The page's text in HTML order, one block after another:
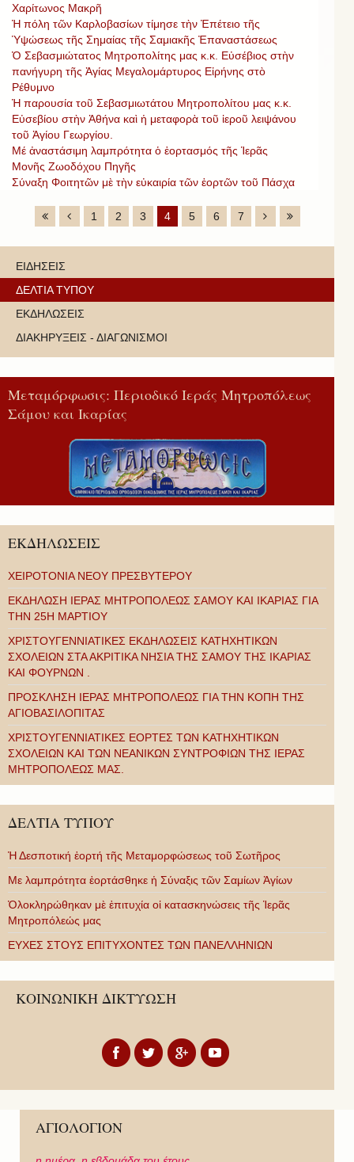
Χαρίτωνος Μακρῆ
Ἡ πόλη τῶν Καρλοβασίων τίμησε τὴν Ἐπέτειο τῆς
Ὑψώσεως τῆς Σημαίας τῆς Σαμιακῆς Ἐπαναστάσεως
Ὁ Σεβασμιώτατος Μητροπολίτης μας κ.κ. Εὐσέβιος στὴν
πανήγυρη τῆς Ἁγίας Μεγαλομάρτυρος Εἰρήνης στὸ
Ρέθυμνο
Ἡ παρουσία τοῦ Σεβασμιωτάτου Μητροπολίτου μας κ.κ.
Εὐσεβίου στὴν Ἀθήνα καὶ ἡ μεταφορὰ τοῦ ἱεροῦ λειψάνου
τοῦ Ἁγίου Γεωργίου.
Μέ ἀναστάσιμη λαμπρότητα ὁ ἑορτασμός τῆς Ἱερᾶς
Μονῆς Ζωοδόχου Πηγῆς
Σύναξη Φοιτητῶν μὲ τὴν εὐκαιρία τῶν ἑορτῶν τοῦ Πάσχα
1 2 3 4 5 6 7
ΕΙΔΗΣΕΙΣ
ΔΕΛΤΙΑ ΤΥΠΟΥ
ΕΚΔΗΛΩΣΕΙΣ
ΔΙΑΚΗΡΥΞΕΙΣ - ΔΙΑΓΩΝΙΣΜΟΙ
Μεταμόρφωσις: Περιοδικό Ιεράς Μητροπόλεως
Σάμου και Ικαρίας
ΕΚΔΗΛΩΣΕΙΣ
ΧΕΙΡΟΤΟΝΙΑ ΝΕΟΥ ΠΡΕΣΒΥΤΕΡΟΥ
ΕΚΔΗΛΩΣΗ ΙΕΡΑΣ ΜΗΤΡΟΠΟΛΕΩΣ ΣΑΜΟΥ ΚΑΙ ΙΚΑΡΙΑΣ ΓΙΑ
ΤΗΝ 25Η ΜΑΡΤΙΟΥ
ΧΡΙΣΤΟΥΓΕΝΝΙΑΤΙΚΕΣ ΕΚΔΗΛΩΣΕΙΣ ΚΑΤΗΧΗΤΙΚΩΝ
ΣΧΟΛΕΙΩΝ ΣΤΑ ΑΚΡΙΤΙΚΑ ΝΗΣΙΑ ΤΗΣ ΣΑΜΟΥ ΤΗΣ ΙΚΑΡΙΑΣ
ΚΑΙ ΦΟΥΡΝΩΝ .
ΠΡΟΣΚΛΗΣΗ ΙΕΡΑΣ ΜΗΤΡΟΠΟΛΕΩΣ ΓΙΑ ΤΗΝ ΚΟΠΗ ΤΗΣ
ΑΓΙΟΒΑΣΙΛΟΠΙΤΑΣ
ΧΡΙΣΤΟΥΓΕΝΝΙΑΤΙΚΕΣ ΕΟΡΤΕΣ ΤΩΝ ΚΑΤΗΧΗΤΙΚΩΝ
ΣΧΟΛΕΙΩΝ ΚΑΙ ΤΩΝ ΝΕΑΝΙΚΩΝ ΣΥΝΤΡΟΦΙΩΝ ΤΗΣ ΙΕΡΑΣ
ΜΗΤΡΟΠΟΛΕΩΣ ΜΑΣ.
ΔΕΛΤΙΑ ΤΥΠΟΥ
Ἡ Δεσποτική ἑορτή τῆς Μεταμορφώσεως τοῦ Σωτῆρος
Με λαμπρότητα ἑορτάσθηκε ἡ Σύναξις τῶν Σαμίων Ἁγίων
Ὁλοκληρώθηκαν μὲ ἐπιτυχία οἱ κατασκηνώσεις τῆς Ἱερᾶς
Μητροπόλεώς μας
ΕΥΧΕΣ ΣΤΟΥΣ ΕΠΙΤΥΧΟΝΤΕΣ ΤΩΝ ΠΑΝΕΛΛΗΝΙΩΝ
ΚΟΙΝΩΝΙΚΗ ΔΙΚΤΥΩΣΗ
ΑΓΙΟΛΟΓΙΟΝ